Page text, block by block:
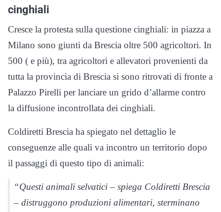
cinghiali
Cresce la protesta sulla questione cinghiali: in piazza a
Milano sono giunti da Brescia oltre 500 agricoltori. In
500 ( e più), tra agricoltori e allevatori provenienti da
tutta la provincia di Brescia si sono ritrovati di fronte a
Palazzo Pirelli per lanciare un grido d’allarme contro
la diffusione incontrollata dei cinghiali.
Coldiretti Brescia ha spiegato nel dettaglio le
conseguenze alle quali va incontro un territorio dopo
il passaggi di questo tipo di animali:
“Questi animali selvatici – spiega Coldiretti Brescia
– distruggono produzioni alimentari, sterminano